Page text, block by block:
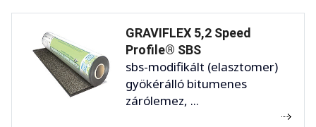
GRAVIFLEX 5,2 Speed
Profile® SBS
sbs-modifikált (elasztomer)
gyökérálló bitumenes
zárólemez, ...